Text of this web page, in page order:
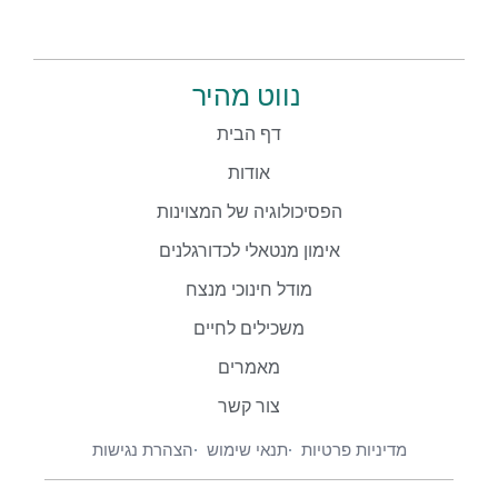
נווט מהיר
דף הבית
אודות
הפסיכולוגיה של המצוינות
אימון מנטאלי לכדורגלנים
מודל חינוכי מנצח
משכילים לחיים
מאמרים
צור קשר
מדיניות פרטיות תנאי שימוש הצהרת נגישות